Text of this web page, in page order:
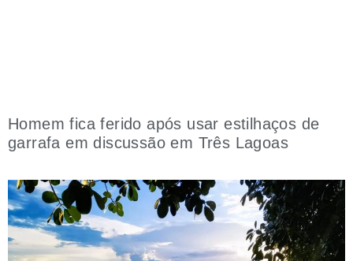
Homem fica ferido após usar estilhaços de
garrafa em discussão em Três Lagoas